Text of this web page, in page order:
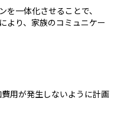
一体化させることで、
より、家族のコミュニケー
用が発生しないように計画